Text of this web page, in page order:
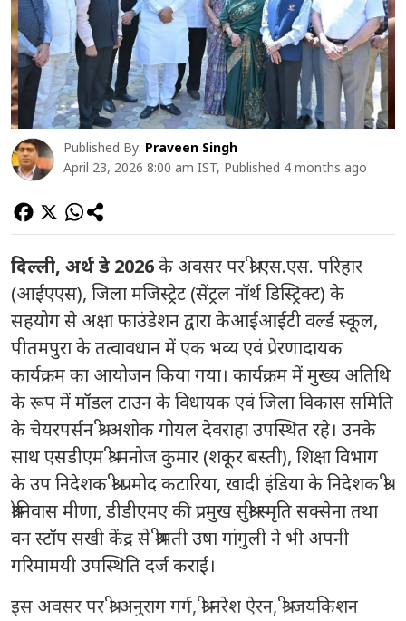
Published By: Praveen Singh
April 23, 2026 8:00 am IST, Published 4 months ago
दिल्ली, अर्थ डे 2026के अवसर पर श्री एस.एस. परिहार
(आईएएस), जिला मजिस्ट्रेट (सेंट्रल नॉर्थ डिस्ट्रिक्ट) के
सहयोग से अक्षा फाउंडेशन द्वारा केआईआईटी वर्ल्ड स्कूल,
पीतमपुरा के तत्वावधान में एक भव्य एवं प्रेरणादायक
कार्यक्रम का आयोजन किया गया। कार्यक्रम में मुख्य अतिथि
के रूप में मॉडल टाउन के विधायक एवं जिला विकास समिति
के चेयरपर्सन श्री अशोक गोयल देवराहा उपस्थित रहे। उनके
साथ एसडीएम श्री मनोज कुमार (शकूर बस्ती), शिक्षा विभाग
के उप निदेशक श्री प्रमोद कटारिया, खादी इंडिया के निदेशक श्री
श्रीनिवास मीणा, डीडीएमए की प्रमुख सुश्री स्मृति सक्सेना तथा
वन स्टॉप सखी केंद्र से श्रीमती उषा गांगुली ने भी अपनी
गरिमामयी उपस्थिति दर्ज कराई।
इस अवसर पर श्री अनुराग गर्ग, श्री नरेश ऐरन, श्री जयकिशन